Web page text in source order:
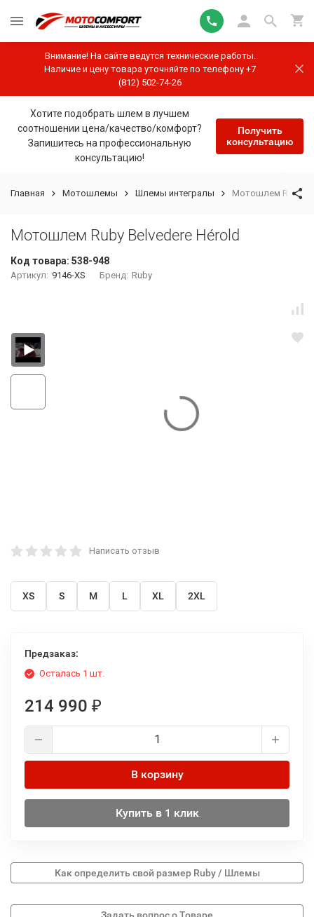
Внимание! На сайте ведутся технические работы.
Наличие и цену товара уточняйте по телефону +7
(812) 502-74-26
Хотите подобрать шлем в лучшем
соотношении цена/качество/комфорт?
Запишитесь на профессиональную
консультацию!
Получить
консультацию
Главная Мотошлемы Шлемы интегралы Мотошлем Ruby
Мотошлем Ruby Belvedere Hérold
Код товара: 538-948
Артикул: 9146-XS Бренд: Ruby
Написать отзыв
XS S M L XL 2XL
Предзаказ:
Осталась 1 шт.
214 990 ₽
В корзину
Купить в 1 клик
Как определить свой размер Ruby / Шлемы